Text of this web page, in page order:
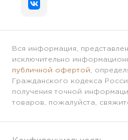
Вся информация,
исключительно
публичной офертой ,
Гражданского кодекса
получения точной
товаров, пожалуйста,